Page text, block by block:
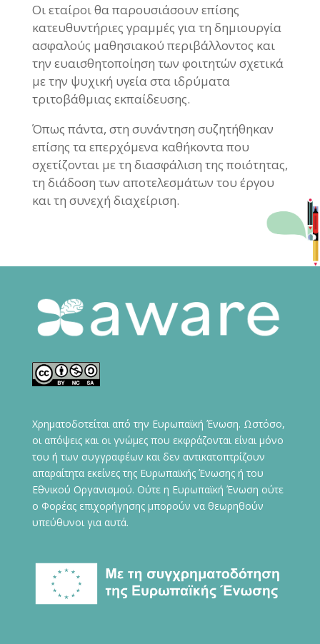
Οι εταίροι θα παρουσιάσουν επίσης
κατευθυντήριες γραμμές για τη δημιουργία
ασφαλούς μαθησιακού περιβάλλοντος και
την ευαισθητοποίηση των φοιτητών σχετικά
με την ψυχική υγεία στα ιδρύματα
τριτοβάθμιας εκπαίδευσης.
Όπως πάντα, στη συνάντηση συζητήθηκαν
επίσης τα επερχόμενα καθήκοντα που
σχετίζονται με τη διασφάλιση της ποιότητας,
τη διάδοση των αποτελεσμάτων του έργου
και τη συνεχή διαχείριση.
Χρηματοδοτείται από την Ευρωπαϊκή Ένωση. Ωστόσο,
οι απόψεις και οι γνώμες που εκφράζονται είναι μόνο
του ή των συγγραφέων και δεν αντικατοπτρίζουν
απαραίτητα εκείνες της Ευρωπαϊκής Ένωσης ή του
Εθνικού Οργανισμού. Ούτε η Ευρωπαϊκή Ένωση ούτε
ο Φορέας επιχορήγησης μπορούν να θεωρηθούν
υπεύθυνοι για αυτά.